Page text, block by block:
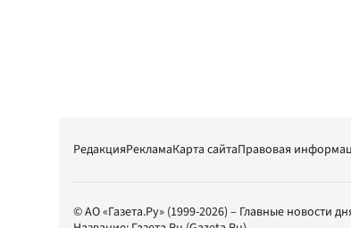
РедакцияРекламаКарта сайтаПравовая
© АО «Газета.Ру» (1999-2026) – Главные новости